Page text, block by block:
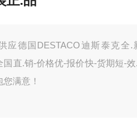
应德国DESTACO迪斯泰克
国直.销-价格优-报价快-货期短-
满意！